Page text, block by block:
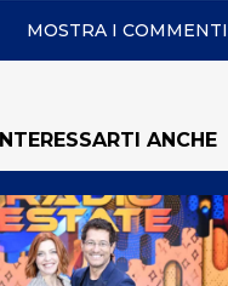
MOSTRA I COMMENTI
ANCHE